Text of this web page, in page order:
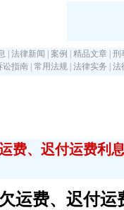
法律新闻 案例 精品文章 刑
讼指南 常用法规 法律实务 法
费、迟付运费利
运费、迟付运